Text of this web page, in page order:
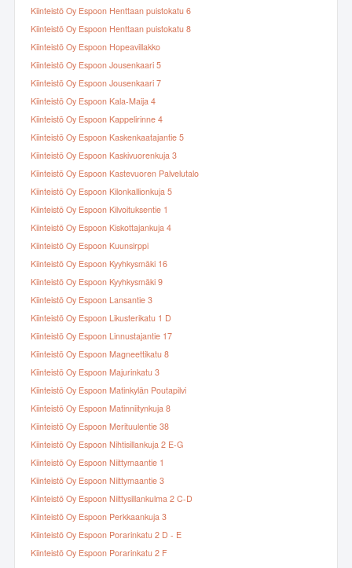
Kiinteistö Oy Espoon Henttaan puistokatu 6
Kiinteistö Oy Espoon Henttaan puistokatu 8
Kiinteistö Oy Espoon Hopeavillakko
Kiinteistö Oy Espoon Jousenkaari 5
Kiinteistö Oy Espoon Jousenkaari 7
Kiinteistö Oy Espoon Kala-Maija 4
Kiinteistö Oy Espoon Kappelirinne 4
Kiinteistö Oy Espoon Kaskenkaatajantie 5
Kiinteistö Oy Espoon Kaskivuorenkuja 3
Kiinteistö Oy Espoon Kastevuoren Palvelutalo
Kiinteistö Oy Espoon Kilonkallionkuja 5
Kiinteistö Oy Espoon Kilvoituksentie 1
Kiinteistö Oy Espoon Kiskottajankuja 4
Kiinteistö Oy Espoon Kuunsirppi
Kiinteistö Oy Espoon Kyyhkysmäki 16
Kiinteistö Oy Espoon Kyyhkysmäki 9
Kiinteistö Oy Espoon Lansantie 3
Kiinteistö Oy Espoon Likusterikatu 1 D
Kiinteistö Oy Espoon Linnustajantie 17
Kiinteistö Oy Espoon Magneettikatu 8
Kiinteistö Oy Espoon Majurinkatu 3
Kiinteistö Oy Espoon Matinkylän Poutapilvi
Kiinteistö Oy Espoon Matinniitynkuja 8
Kiinteistö Oy Espoon Merituulentie 38
Kiinteistö Oy Espoon Nihtisillankuja 2 E-G
Kiinteistö Oy Espoon Niittymaantie 1
Kiinteistö Oy Espoon Niittymaantie 3
Kiinteistö Oy Espoon Niittysillankulma 2 C-D
Kiinteistö Oy Espoon Perkkaankuja 3
Kiinteistö Oy Espoon Porarinkatu 2 D - E
Kiinteistö Oy Espoon Porarinkatu 2 F